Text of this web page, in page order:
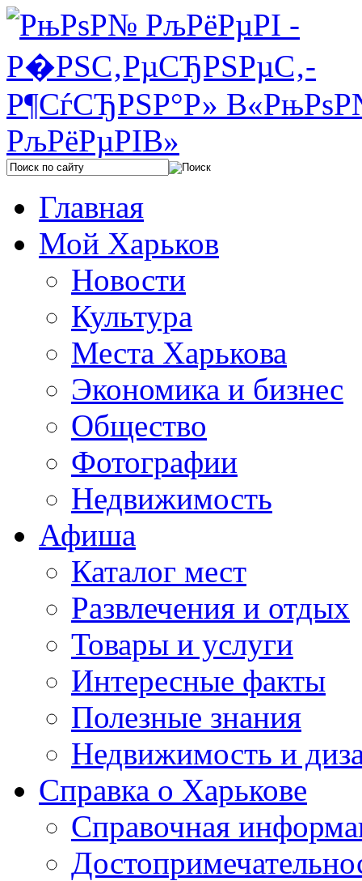
Главная
Мой Харьков
Новости
Культура
Места Харькова
Экономика и бизнес
Общество
Фотографии
Недвижимость
Афиша
Каталог мест
Развлечения и отдых
Товары и услуги
Интересные факты
Полезные знания
Недвижимость и
Справка о Харькове
Справочная